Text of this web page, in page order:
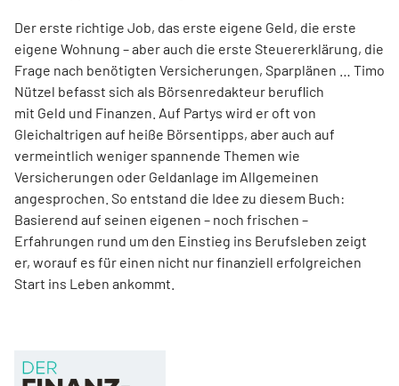
Der erste richtige Job, das erste eigene Geld, die erste
eigene Wohnung – aber auch die erste Steuererklärung, die
Frage nach benötigten Versicherungen, Sparplänen … Timo
Nützel befasst sich als Börsenredakteur beruflich
mit Geld und Finanzen. Auf Partys wird er oft von
Gleichaltrigen auf heiße Börsentipps, aber auch auf
vermeintlich weniger spannende Themen wie
Versicherungen oder Geldanlage im Allgemeinen
angesprochen. So entstand die Idee zu diesem Buch:
Basierend auf seinen eigenen – noch frischen –
Erfahrungen rund um den Einstieg ins Berufsleben zeigt
er, worauf es für einen nicht nur finanziell erfolgreichen
Start ins Leben ankommt.